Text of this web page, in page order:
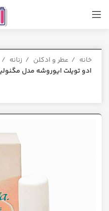
خانه عطر و ادکلن زنانه
ادو تویلت ایوروشه مدل مگنولیا